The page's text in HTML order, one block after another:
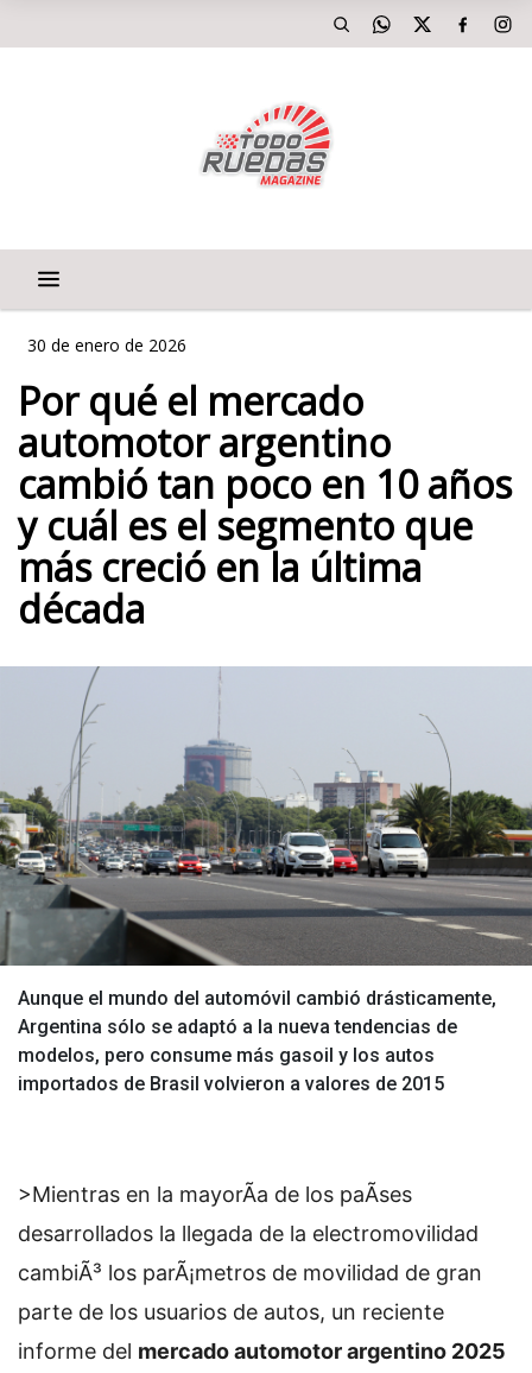
30 de enero de 2026
Por qué el mercado
automotor argentino
cambió tan poco en 10 años
y cuál es el segmento que
más creció en la última
década
Aunque el mundo del automóvil cambió drásticamente,
Argentina sólo se adaptó a la nueva tendencias de
modelos, pero consume más gasoil y los autos
importados de Brasil volvieron a valores de 2015
>Mientras en la mayorÃ­a de los paÃ­ses
desarrollados la llegada de la electromovilidad
cambiÃ³ los parÃ¡metros de movilidad de gran
parte de los usuarios de autos, un reciente
informe del mercado automotor argentino 2025